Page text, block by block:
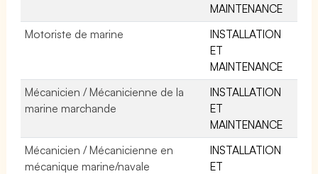
MAINTENANCE
Motoriste de marine
INSTALLATION
ET
MAINTENANCE
Mécanicien / Mécanicienne de la
marine marchande
INSTALLATION
ET
MAINTENANCE
Mécanicien / Mécanicienne en
mécanique marine/navale
INSTALLATION
ET